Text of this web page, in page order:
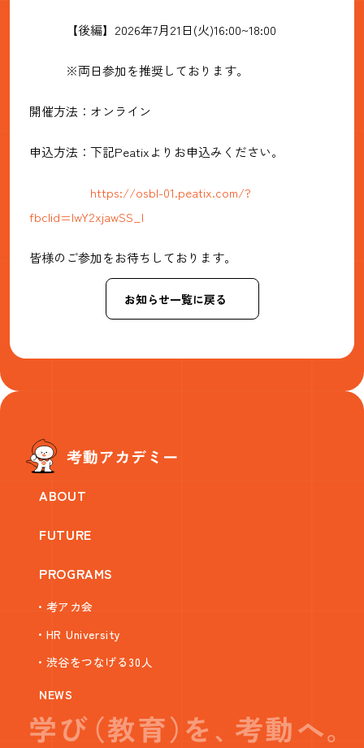
【後編】2026年7月21日(火)16:00~18:00
※両日参加を推奨しております。
開催方法：オンライン
申込方法：下記Peatixよりお申込みください。
https://osbl-01.peatix.com/?
fbclid=IwY2xjawSS_l
皆様のご参加をお待ちしております。
お知らせ一覧に戻る
ABOUT
FUTURE
PROGRAMS
・考アカ会
・HR University
・渋谷をつなげる30人
NEWS